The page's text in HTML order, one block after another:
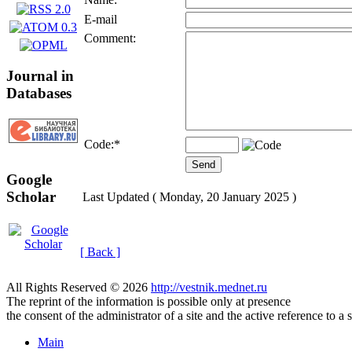
Journal in
Databases
Google
Scholar
E-mail
Comment:
Code:*
Last Updated ( Monday, 20 January 2025 )
[ Back ]
All Rights Reserved © 2026 http://vestnik.mednet.ru
The reprint of the information is possible only at presence
the consent of the administrator of a site and the active reference to a
Main